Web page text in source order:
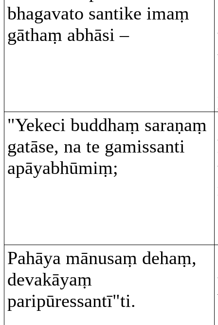
bhagavato santike imaṃ
gāthaṃ abhāsi –
"Yekeci buddhaṃ saraṇaṃ
gatāse, na te gamissanti
apāyabhūmiṃ;
Pahāya mānusaṃ dehaṃ,
devakāyaṃ
paripūressantī"ti.